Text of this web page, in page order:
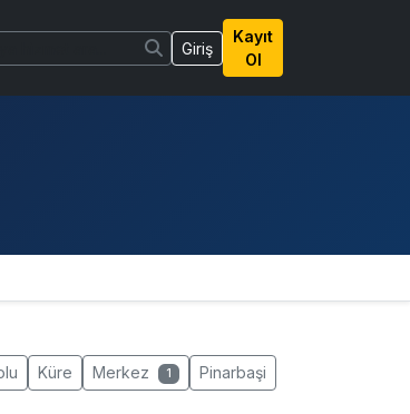
Giriş
Kayıt
Ol
Küre Merkez 1
Pinarbaşi